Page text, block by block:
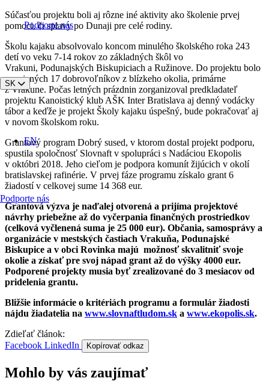
Podporte nás
SK
EN
Podporte nás
Súčasťou projektu boli aj rôzne iné aktivity ako školenie prvej
pomoci, či splavy po Dunaji pre celé rodiny.
Školu kajaku absolvovalo koncom minulého školského roka 243
detí vo veku 7-14 rokov zo základných škôl vo
Vrakuni, Podunajských Biskupiciach a Ružinove. Do projektu bolo
zapojených 17 dobrovoľníkov z blízkeho okolia, primárne
z Vrakune. Počas letných prázdnin zorganizoval predkladateľ
projektu Kanoistický klub AŠK Inter Bratislava aj denný vodácky
tábor a keďže je projekt Školy kajaku úspešný, bude pokračovať aj
v novom školskom roku.
Grantový program Dobrý sused, v ktorom dostal projekt podporu,
spustila spoločnosť Slovnaft v spolupráci s Nadáciou Ekopolis
v októbri 2018. Jeho cieľom je podpora komunít žijúcich v okolí
bratislavskej rafinérie. V prvej fáze programu získalo grant 6
žiadostí v celkovej sume 14 368 eur.
Grantová výzva je naďalej otvorená a prijíma projektové
návrhy priebežne až do vyčerpania finančných prostriedkov
(celková vyčlenená suma je 25 000 eur). Občania, samosprávy a
organizácie v mestských častiach Vrakuňa, Podunajské
Biskupice a v obci Rovinka majú možnosť skvalitniť svoje
okolie a získať pre svoj nápad grant až do výšky 4000 eur.
Podporené projekty musia byť zrealizované do 3 mesiacov od
pridelenia grantu.
Bližšie informácie o kritériách programu a formulár žiadosti
nájdu žiadatelia na www.slovnaftludom.sk a www.ekopolis.sk.
Zdieľať článok:
Facebook LinkedIn Kopírovať odkaz
Mohlo by vás zaujímať